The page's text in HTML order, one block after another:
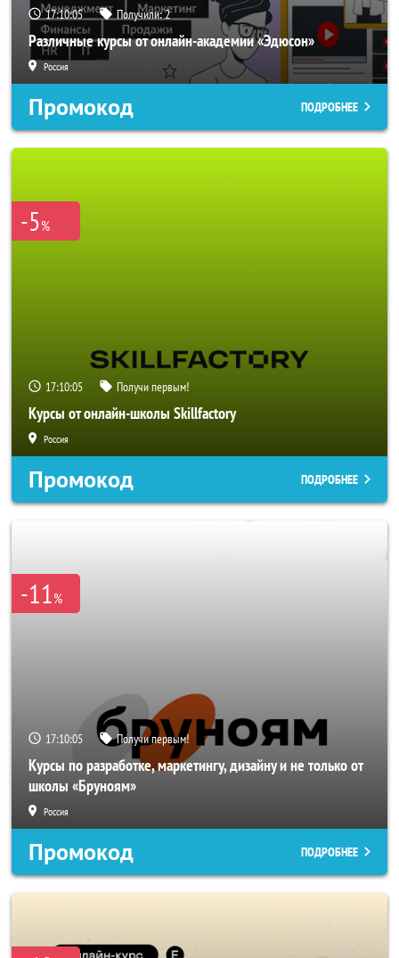
17:10:03 Получили:2
Различные курсы от онлайн-академии «Эдюсон»
Россия
Промокод ПОДРОБНЕЕ
-5%
17:10:03 Получи первым!
Курсы от онлайн-школы Skillfactory
Россия
Промокод ПОДРОБНЕЕ
-11%
17:10:03 Получи первым!
Курсы по разработке, маркетингу, дизайну и не только от
школы «Бруноям»
Россия
Промокод ПОДРОБНЕЕ